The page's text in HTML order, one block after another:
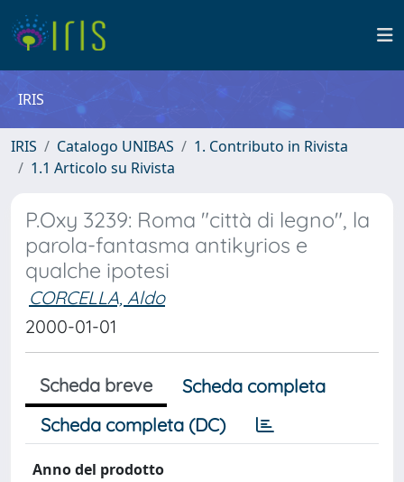
IRIS
IRIS Catalogo UNIBAS
1. Contributo in Rivista
1.1 Articolo su Rivista
P.Oxy 3239: Roma "città di legno", la
parola-fantasma antikyrios e
qualche ipotesi
CORCELLA, Aldo
2000-01-01
Scheda breve
Scheda completa
Scheda completa (DC)
Anno del prodotto